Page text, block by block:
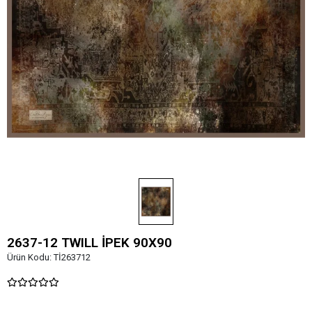
2637-12 TWILL İPEK 90X90
Ürün Kodu:Tİ263712